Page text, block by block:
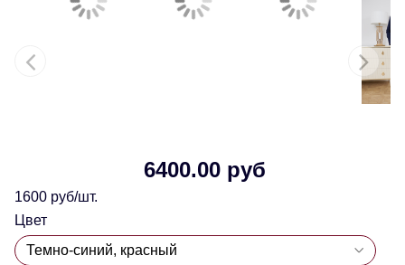
6400.00 руб
1600 руб/шт.
Цвет